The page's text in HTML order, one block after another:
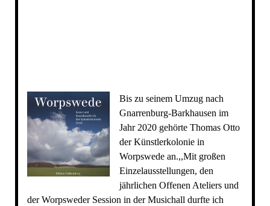
Bis zu seinem Umzug nach
Gnarrenburg-Barkhausen im
Jahr 2020 gehörte Thomas Otto
der Künstlerkolonie in
Worpswede an.,,Mit großen
Einzelausstellungen, den
jährlichen Offenen Ateliers und
der Worpsweder Session in der Musichall durfte ich